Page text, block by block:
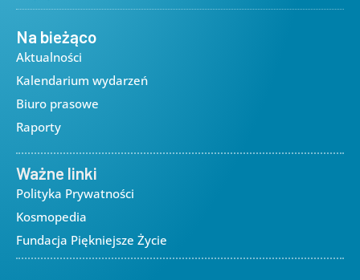
Na bieżąco
Aktualności
Kalendarium wydarzeń
Biuro prasowe
Raporty
Ważne linki
Polityka Prywatności
Kosmopedia
Fundacja Piękniejsze Życie